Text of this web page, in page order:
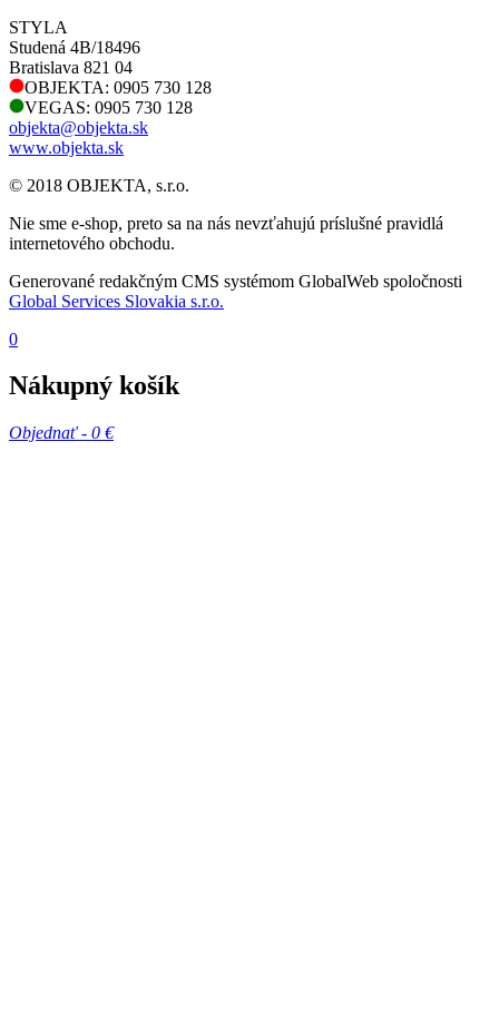
STYLA
Studená 4B/18496
Bratislava 821 04
OBJEKTA: 0905 730 128
VEGAS: 0905 730 128
objekta@objekta.sk
www.objekta.sk
© 2018 OBJEKTA, s.r.o.
Nie sme e-shop, preto sa na nás nevzťahujú príslušné pravidlá
internetového obchodu.
Generované redakčným CMS systémom GlobalWeb spoločnosti
Global Services Slovakia s.r.o.
0
Nákupný košík
Objednať - 0 €